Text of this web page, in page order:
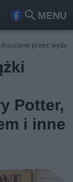
MENU
Fa
ook
Szu
przez
Potter,
i inne